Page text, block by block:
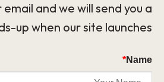
email and we will send you a
up when our site launches.
Name
*